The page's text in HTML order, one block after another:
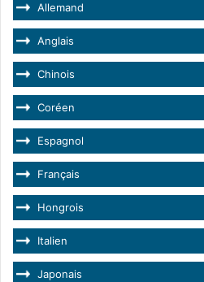
Allemand
Anglais
Chinois
Coréen
Espagnol
Français
Hongrois
Italien
Japonais